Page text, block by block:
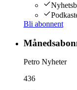
Bli abonnent
Petro Nyheter
436